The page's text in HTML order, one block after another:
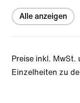
Alle anzeigen
Preise inkl.
Einzelheiten zu